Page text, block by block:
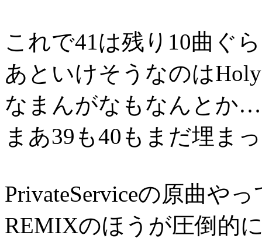
これで41は残り10曲ぐ
あといけそうなのは
なまんがなもなんとか
まあ39も40もまだ埋ま
PrivateServiceの原曲や
REMIXのほうが圧倒的